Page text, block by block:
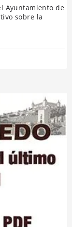
Ayuntamiento de
sobre la